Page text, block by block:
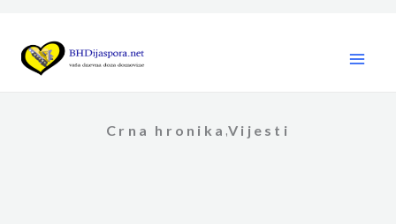
content
Crna hronika ,Vijesti